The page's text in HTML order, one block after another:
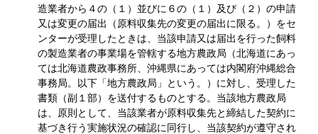
造業者から４の（１）並びに６の（１）及び（２）の申請
又は変更の届出（原料収集先の変更の届出に限る。）をセ
ンターが受理したときは、当該申請又は届出を行った飼料
の製造業者の事業場を管轄する地方農政局（北海道にあっ
ては北海道農政事務所、沖縄県にあっては内閣府沖縄総合
事務局。以下「地方農政局」という。）に対し、受理した
書類（副１部）を送付するものとする。当該地方農政局
は、原則として、当該業者が原料収集先と締結した契約に
基づき行う実施状況の確認に同行し、当該契約が遵守され